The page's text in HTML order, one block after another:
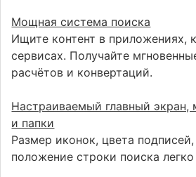
Мощная система поиска
Ищите контент в приложениях,
сервисах. Получайте
расчётов и конвертаций.
Настраиваемый главный
и папки
Размер иконок, цвета
положение строки поиска